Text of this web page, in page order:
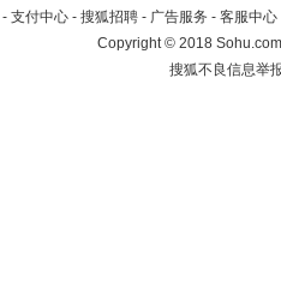
- 支付中心 - 搜狐招聘 - 广告服务 - 客服中心
Copyright©2018
搜狐不良信息举